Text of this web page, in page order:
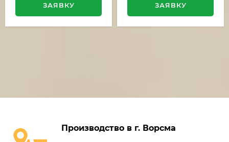
ЗАЯВКУ
ЗАЯВКУ
Производство в г. Ворсма